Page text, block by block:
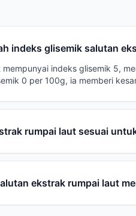
indeks glisemik salutan
indeks glisemik 5,
0 per 100g, ia memberi
rumpai laut sesuai
ekstrak rumpai laut